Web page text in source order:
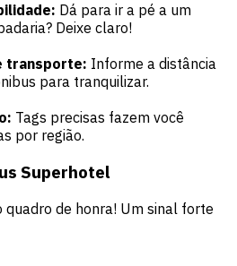
Dá para ir a pé a um
Deixe claro!
transporte: Informe a distância
para tranquilizar.
Tags precisas fazem você
por região.
Superhotel
quadro de honra! Um sinal forte